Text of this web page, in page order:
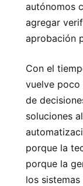
autónomos
agregar
aprobación
Con el
vuelve poco
de
soluciones
porque la
porque la
los